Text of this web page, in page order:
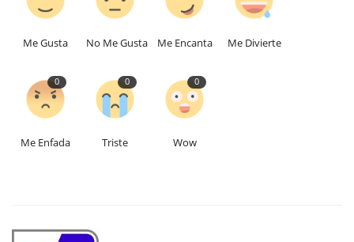
Me Gusta No Me Gusta Me Encanta Me Divierte
0
Me Enfada
0
Triste
0
Wow